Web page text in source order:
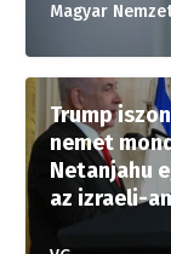
Magyar
Trump
nemet
Netanjahu
az izraeli-